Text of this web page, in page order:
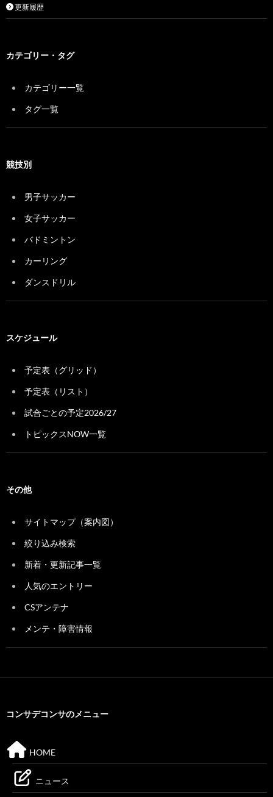
更新履歴
カテゴリー・タグ
カテゴリー一覧
タグ一覧
競技別
男子サッカー
女子サッカー
バドミントン
カーリング
ダンスドリル
スケジュール
予定表（グリッド）
予定表（リスト）
試合ごとの予定2026/27
トピックスNOW一覧
その他
サイトマップ（案内図）
絞り込み検索
新着・更新記事一覧
人気のエントリー
CSアンテナ
メンテ・障害情報
コンサデコンサのメニュー
HOME
ニュース